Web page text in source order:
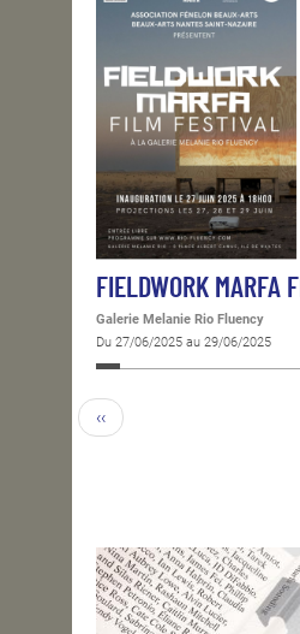
FIELDWORK MARFA
Galerie Melanie Rio Fluency
Du 27/06/2025 au 29/06/2025
‹‹